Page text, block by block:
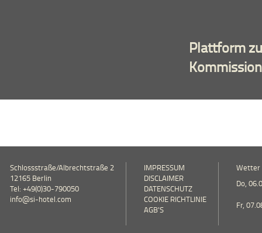
Plattform
Schlossstraße/Albrechtstraße 2
12165 Berlin
Tel: +49(0)30-790050
info@si-hotel.com
IMPRESSUM
DISCLAIMER
DATENSCHUTZ
COOKIE RICHTLINIE
AGB'S
Wetter
Do,
Fr,